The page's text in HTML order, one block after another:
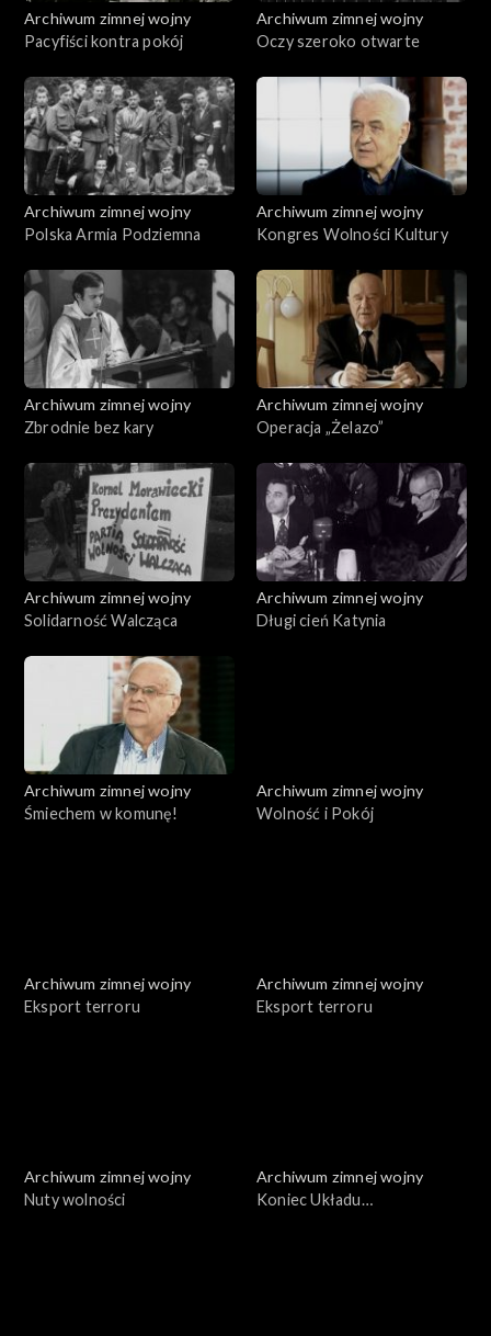
Archiwum zimnej wojny
Pacyfiści kontra pokój
Archiwum zimnej wojny
Oczy szeroko otwarte
Archiwum zimnej wojny
Polska Armia Podziemna
Archiwum zimnej wojny
Kongres Wolności Kultury
Archiwum zimnej wojny
Zbrodnie bez kary
Archiwum zimnej wojny
Operacja „Żelazo”
Archiwum zimnej wojny
Solidarność Walcząca
Archiwum zimnej wojny
Długi cień Katynia
Archiwum zimnej wojny
Śmiechem w komunę!
Archiwum zimnej wojny
Wolność i Pokój
Archiwum zimnej wojny
Eksport terroru
Archiwum zimnej wojny
Eksport terroru
Archiwum zimnej wojny
Nuty wolności
Archiwum zimnej wojny
Koniec Układu